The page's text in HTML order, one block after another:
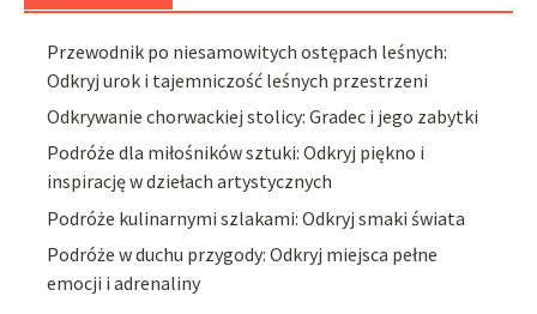
Przewodnik po niesamowitych ostępach leśnych:
Odkryj urok i tajemniczość leśnych przestrzeni
Odkrywanie chorwackiej stolicy: Gradec i jego zabytki
Podróże dla miłośników sztuki: Odkryj piękno i
inspirację w dziełach artystycznych
Podróże kulinarnymi szlakami: Odkryj smaki świata
Podróże w duchu przygody: Odkryj miejsca pełne
emocji i adrenaliny